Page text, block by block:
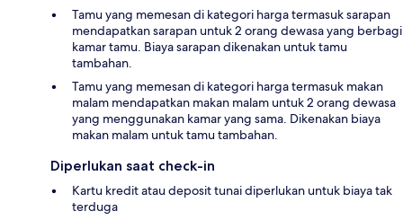
Tamu yang memesan di kategori harga termasuk sarapan
mendapatkan sarapan untuk 2 orang dewasa yang berbagi
kamar tamu. Biaya sarapan dikenakan untuk tamu
tambahan.
Tamu yang memesan di kategori harga termasuk makan
malam mendapatkan makan malam untuk 2 orang dewasa
yang menggunakan kamar yang sama. Dikenakan biaya
makan malam untuk tamu tambahan.
Diperlukan saat check-in
Kartu kredit atau deposit tunai diperlukan untuk biaya tak
terduga